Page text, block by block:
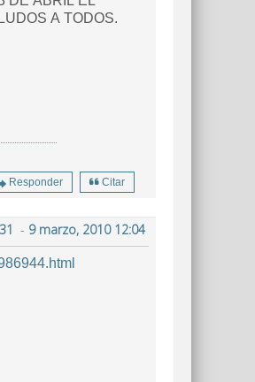
A TODOS.
Responder Citar
- 9 marzo, 2010 12:04